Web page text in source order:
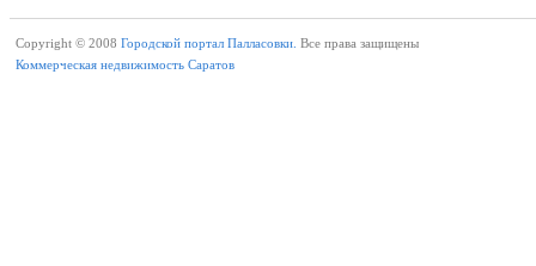
Copyright © 2008 Городской портал Палласовки. Все права защищены
Коммерческая недвижимость Саратов